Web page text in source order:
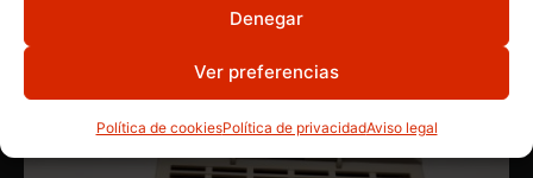
Denegar
Ver preferencias
Política de cookiesPolítica de privacidadAviso legal